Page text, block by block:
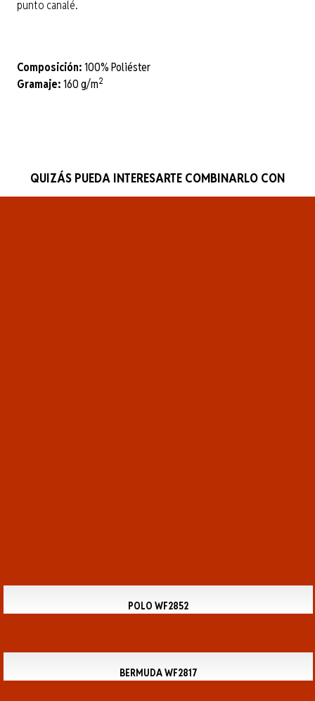
punto canalé.
Composición:100% Poliéster
Gramaje:160 g/m2
QUIZÁS PUEDA INTERESARTE COMBINARLO CON
POLO WF2852
BERMUDA WF2817